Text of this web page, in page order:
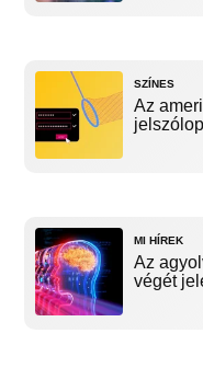
SZÍNES
Az
MI HÍREK
Az
végét